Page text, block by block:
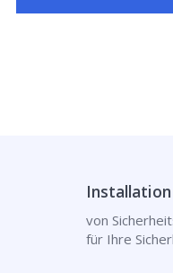
Installation
von
für Ihre